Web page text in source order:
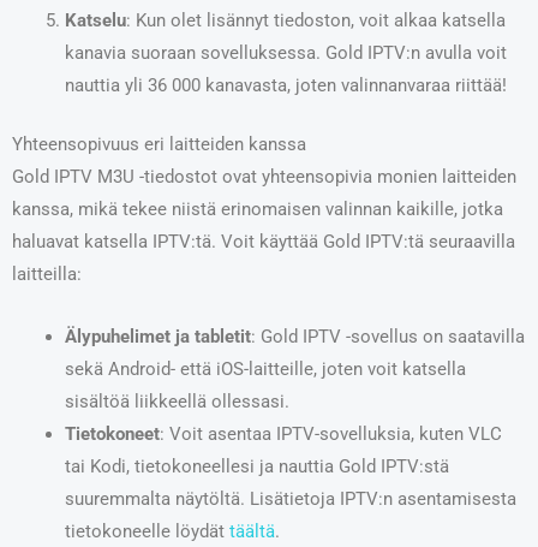
Katselu: Kun olet lisännyt tiedoston, voit alkaa katsella
kanavia suoraan sovelluksessa. Gold IPTV:n avulla voit
nauttia yli 36 000 kanavasta, joten valinnanvaraa riittää!
Yhteensopivuus eri laitteiden kanssa
Gold IPTV M3U -tiedostot ovat yhteensopivia monien laitteiden
kanssa, mikä tekee niistä erinomaisen valinnan kaikille, jotka
haluavat katsella IPTV:tä. Voit käyttää Gold IPTV:tä seuraavilla
laitteilla:
Älypuhelimet ja tabletit: Gold IPTV -sovellus on saatavilla
sekä Android- että iOS-laitteille, joten voit katsella
sisältöä liikkeellä ollessasi.
Tietokoneet: Voit asentaa IPTV-sovelluksia, kuten VLC
tai Kodi, tietokoneellesi ja nauttia Gold IPTV:stä
suuremmalta näytöltä. Lisätietoja IPTV:n asentamisesta
tietokoneelle löydät täältä.